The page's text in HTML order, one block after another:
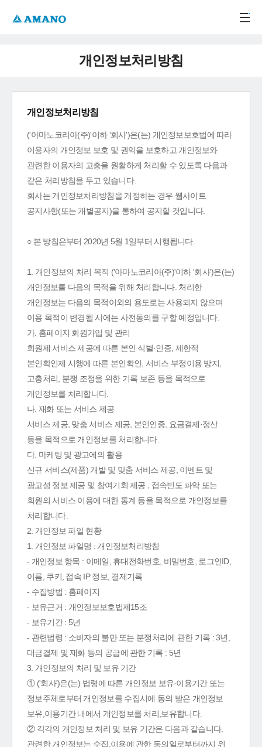
개인정보처리방침
개인정보처리방침
('아마노코리아(주)'이하 '회사')은(는) 개인정보보호법에 따라
이용자의 개인정보 보호 및 권익을 보호하고 개인정보와
관련한 이용자의 고충을 원활하게 처리할 수 있도록 다음과
같은 처리방침을 두고 있습니다.
회사는 개인정보처리방침을 개정하는 경우 웹사이트
공지사항(또는 개별공지)을 통하여 공지할 것입니다.
○ 본 방침은부터 2020년 5월 1일부터 시행됩니다.
1. 개인정보의 처리 목적 ('아마노코리아(주)'이하 '회사')은(는)
개인정보를 다음의 목적을 위해 처리합니다. 처리한
개인정보는 다음의 목적이외의 용도로는 사용되지 않으며
이용 목적이 변경될 시에는 사전동의를 구할 예정입니다.
가. 홈페이지 회원가입 및 관리
회원제 서비스 제공에 따른 본인 식별·인증, 제한적
본인확인제 시행에 따른 본인확인, 서비스 부정이용 방지,
고충처리, 분쟁 조정을 위한 기록 보존 등을 목적으로
개인정보를 처리합니다.
나. 재화 또는 서비스 제공
서비스 제공, 맞춤 서비스 제공, 본인인증, 요금결제·정산
등을 목적으로 개인정보를 처리합니다.
다. 마케팅 및 광고에의 활용
신규 서비스(제품) 개발 및 맞춤 서비스 제공, 이벤트 및
광고성 정보 제공 및 참여기회 제공 , 접속빈도 파악 또는
회원의 서비스 이용에 대한 통계 등을 목적으로 개인정보를
처리합니다.
2. 개인정보 파일 현황
1. 개인정보 파일명 : 개인정보처리방침
- 개인정보 항목 : 이메일, 휴대전화번호, 비밀번호, 로그인ID,
이름, 쿠키, 접속 IP 정보, 결제기록
- 수집방법 : 홈페이지
- 보유근거 : 개인정보보호법제15조
- 보유기간 : 5년
- 관련법령 : 소비자의 불만 또는 분쟁처리에 관한 기록 : 3년,
대금결제 및 재화 등의 공급에 관한 기록 : 5년
3. 개인정보의 처리 및 보유 기간
① ('회사')은(는) 법령에 따른 개인정보 보유·이용기간 또는
정보주체로부터 개인정보를 수집시에 동의 받은 개인정보
보유,이용기간 내에서 개인정보를 처리,보유합니다.
② 각각의 개인정보 처리 및 보유 기간은 다음과 같습니다.
관련한 개인정보는 수집.이용에 관한 동의일로부터까지 위